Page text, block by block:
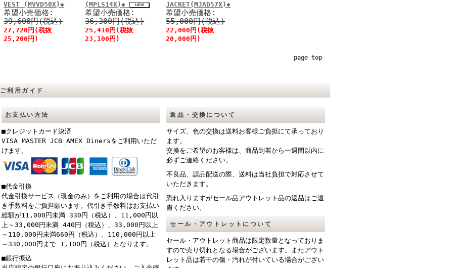
VEST (MVVD50X)◆
希望小売価格:
39,600円(税込)
27,720円(税抜
25,200円)
(MPLS14X)◆
希望小売価格:
36,300円(税込)
25,410円(税抜
23,100円)
JACKET(MJAD57X)◆
希望小売価格:
55,000円(税込)
22,000円(税抜
20,000円)
page top
ご利用ガイド
お支払い方法
■クレジットカード決済
VISA MASTER JCB AMEX Dinersをご利用いただ
けます。
■代金引換
代金引換サービス（現金のみ）をご利用の場合は代引
き手数料をご負担願います。代引き手数料はお支払い
総額が11,000円未満 330円（税込）、11,000円以
上～33,000円未満 440円（税込）、33,000円以上
～110,000円未満660円（税込）、110,000円以上
～330,000円まで 1,100円（税込）となります。
■銀行振込
返品・交換について
サイズ、色の交換は送料お客様ご負担にて承っており
ます。
交換をご希望のお客様は、商品到着から一週間以内に
必ずご連絡ください。
不良品、誤品配送の際、送料は当社負担で対応させて
いただきます。
恐れ入りますがセール品アウトレット品の返品はご遠
慮ください。
セール・アウトレットについて
セール・アウトレット商品は限定数量となっておりま
すので売り切れとなる場合がございます。またアウト
レット品は若干の傷・汚れが付いている場合がござい